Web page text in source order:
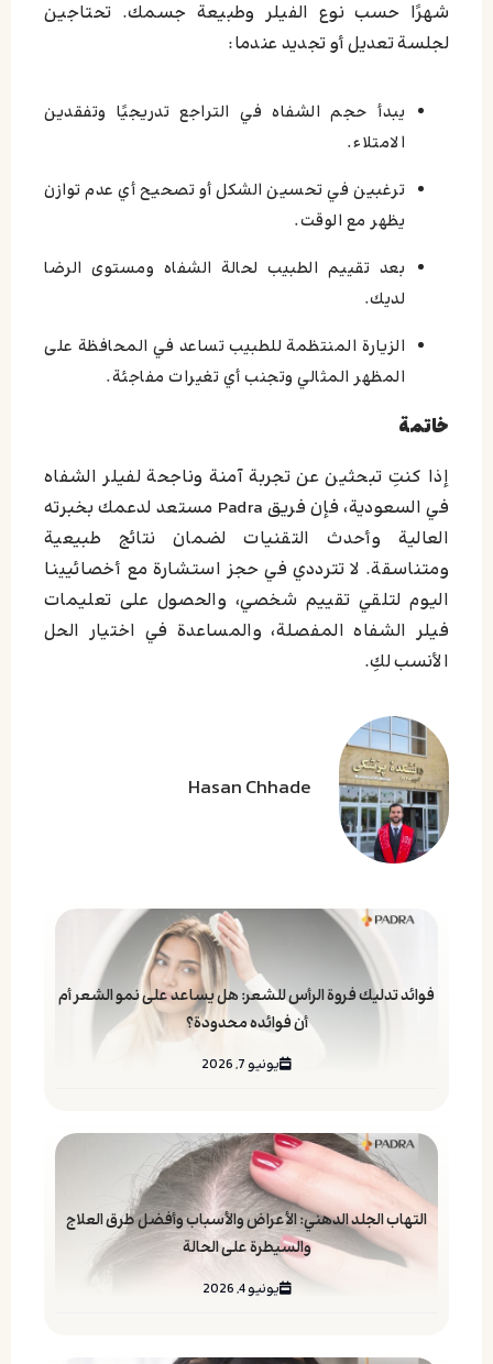
فوائد تدليك فروة الرأس للشعر: هل يساعد على نمو الشعر أم
أن فوائده محدودة؟
يونيو 7, 2026
التهاب الجلد الدهني: الأعراض والأسباب وأفضل طرق العلاج
والسيطرة على الحالة
يونيو 4, 2026
شهرًا حسب نوع الفيلر وطبيعة جسمك. تحتاجين
لجلسة تعديل أو تجديد عندما:
يبدأ حجم الشفاه في التراجع تدريجيًا وتفقدين
الامتلاء.
ترغبين في تحسين الشكل أو تصحيح أي عدم توازن
يظهر مع الوقت.
بعد تقييم الطبيب لحالة الشفاه ومستوى الرضا
لديك.
الزيارة المنتظمة للطبيب تساعد في المحافظة على
المظهر المثالي وتجنب أي تغيرات مفاجئة.
خاتمة
إذا كنتِ تبحثين عن تجربة آمنة وناجحة لفيلر الشفاه
في السعودية، فإن فريق Padra مستعد لدعمك بخبرته
العالية وأحدث التقنيات لضمان نتائج طبيعية
ومتناسقة. لا تترددي في حجز استشارة مع أخصائيينا
اليوم لتلقي تقييم شخصي، والحصول على تعليمات
فيلر الشفاه المفصلة، والمساعدة في اختيار الحل
الأنسب لكِ.
Hasan Chhade